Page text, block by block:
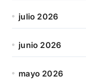
julio 2026
junio 2026
mayo 2026